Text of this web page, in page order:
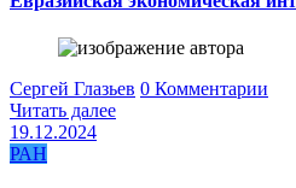
Сергей Глазьев 0 Комментарии
Читать далее
19.12.2024
РАН